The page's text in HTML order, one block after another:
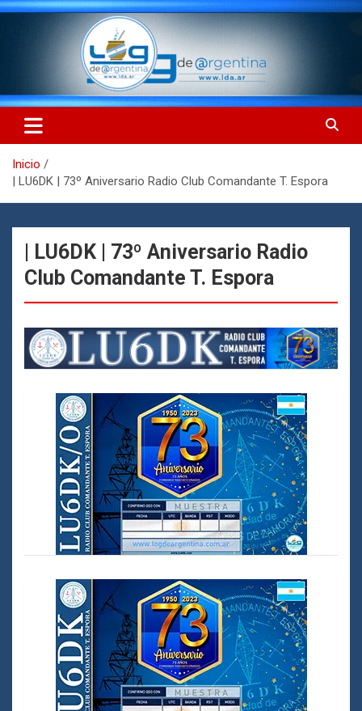
Saltar
LdA (Log de Argentina)
LdA (Log de Argentina)
Inicio
| LU6DK | 73º Aniversario Radio Club Comandante T. Espora
| LU6DK | 73º Aniversario Radio
Club Comandante T. Espora